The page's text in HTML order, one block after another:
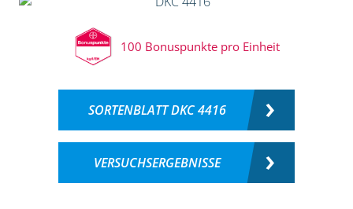
100 Bonuspunkte pro Einheit
SORTENBLATT DKC 4416
VERSUCHSERGEBNISSE